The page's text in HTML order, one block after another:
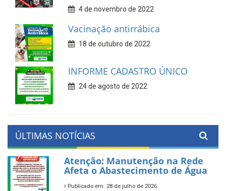
4 de novembro de 2022
Vacinação antirrábica
18 de outubro de 2022
INFORME CADASTRO ÚNICO
24 de agosto de 2022
ÚLTIMAS NOTÍCIAS
Atenção: Manutenção na Rede
Afeta o Abastecimento de Água
Publicado em: 28 de julho de 2026